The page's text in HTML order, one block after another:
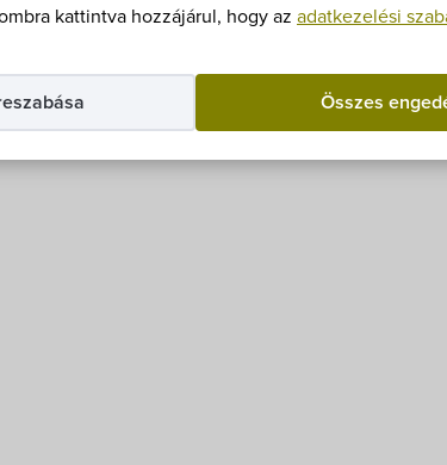
kattintva hozzájárul, hogy az adatkezelési
Összes
u. 89.;
bölcsőde Tagintézménye Fertőhomok,